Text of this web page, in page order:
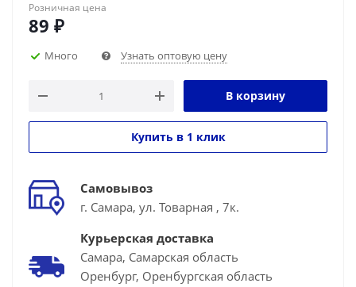
Розничная цена
89 ₽
Много Узнать оптовую цену
В корзину
Купить в 1 клик
Самовывоз
г. Самара, ул. Товарная , 7к.
Курьерская доставка
Самара, Самарская область
Оренбург, Оренбургская область